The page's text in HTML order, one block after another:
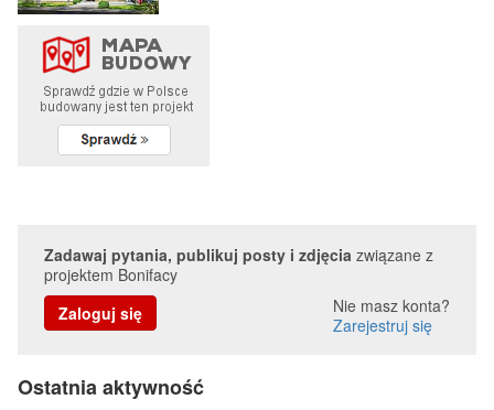
Zadawaj pytania, publikuj posty i zdjęcia związane z
projektem Bonifacy
Zaloguj się
Nie masz konta?
Zarejestruj się
Ostatnia aktywność